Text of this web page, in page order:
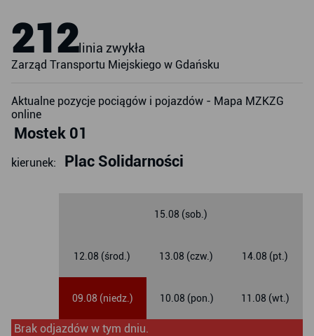
212linia zwykła
Zarząd Transportu Miejskiego w Gdańsku
Aktualne pozycje pociągów i pojazdów - Mapa MZKZG
online
Mostek 01
kierunek: Plac Solidarności
09.08 (niedz.) 10.08 (pon.) 11.08 (wt.)
12.08 (środ.) 13.08 (czw.) 14.08 (pt.)
15.08 (sob.)
Brak odjazdów w tym dniu.